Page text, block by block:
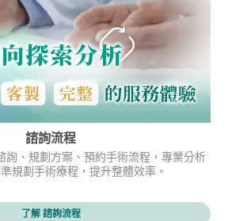
諮詢流程
詢、規劃方案、預約手術流程，專業分析
規劃手術療程，提升整體效率。
了解 諮詢流程